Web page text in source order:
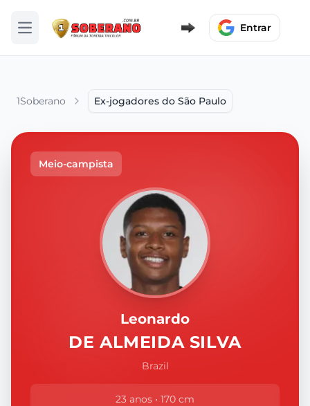
Abrir menu Entrar
1Soberano Ex-jogadores do São Paulo
Meio-campista
Leonardo
DE ALMEIDA SILVA
Brazil
23 anos • 170 cm